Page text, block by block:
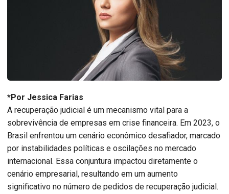
*Por Jessica Farias
A recuperação judicial é um mecanismo vital para a
sobrevivência de empresas em crise financeira. Em 2023, o
Brasil enfrentou um cenário econômico desafiador, marcado
por instabilidades políticas e oscilações no mercado
internacional. Essa conjuntura impactou diretamente o
cenário empresarial, resultando em um aumento
significativo no número de pedidos de recuperação judicial.